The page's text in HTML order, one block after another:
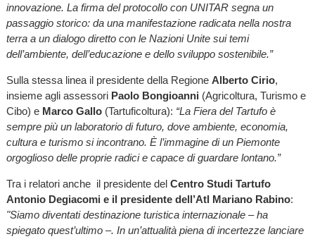
innovazione. La firma del protocollo con UNITAR segna un
passaggio storico: da una manifestazione radicata nella nostra
terra a un dialogo diretto con le Nazioni Unite sui temi
dell’ambiente, dell’educazione e dello sviluppo sostenibile.”
Sulla stessa linea il presidente della Regione Alberto Cirio,
insieme agli assessori Paolo Bongioanni (Agricoltura, Turismo e
Cibo) e Marco Gallo(Tartuficoltura): “La Fiera del Tartufo è
sempre più un laboratorio di futuro, dove ambiente, economia,
cultura e turismo si incontrano. È l’immagine di un Piemonte
orgoglioso delle proprie radici e capace di guardare lontano.”
Tra i relatori anche il presidente del Centro Studi Tartufo
Antonio Degiacomi e il presidente dell’Atl Mariano Rabino:
"Siamo diventati destinazione turistica internazionale – ha
spiegato quest’ultimo –. In un’attualità piena di incertezze lanciare